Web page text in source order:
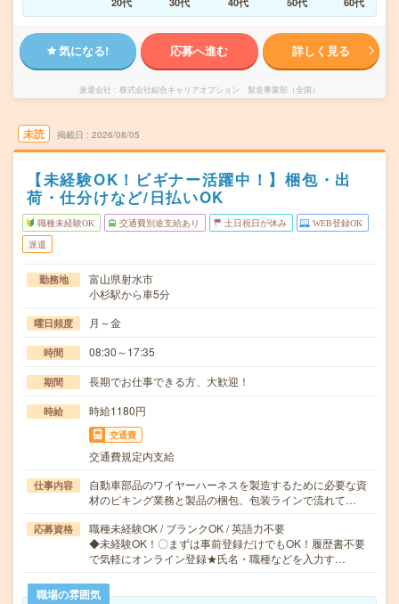
気になる! 応募へ進む 詳しく見る
派遣会社 株式会社綜合キャリアオプション 製造事業部（全国）
未読 掲載日 2026/08/05
【未経験OK！ビギナー活躍中！】梱包・出
荷・仕分けなど/日払いOK
職種未経験OK 交通費別途支給あり 土日祝日が休み WEB登録OK
派遣
勤務地
富山県射水市
小杉駅から車5分
曜日頻度 月～金
時間 08:30～17:35
期間 長期でお仕事できる方、大歓迎！
時給 時給1180円
交通費
交通費規定内支給
仕事内容
自動車部品のワイヤーハーネスを製造するために必要な資
材のピキング業務と製品の梱包、包装ラインで流れて…
応募資格
職種未経験OK / ブランクOK / 英語力不要
◆未経験OK！〇まずは事前登録だけでもOK！履歴書不要
で気軽にオンライン登録★氏名・職種などを入力す…
職場の雰囲気